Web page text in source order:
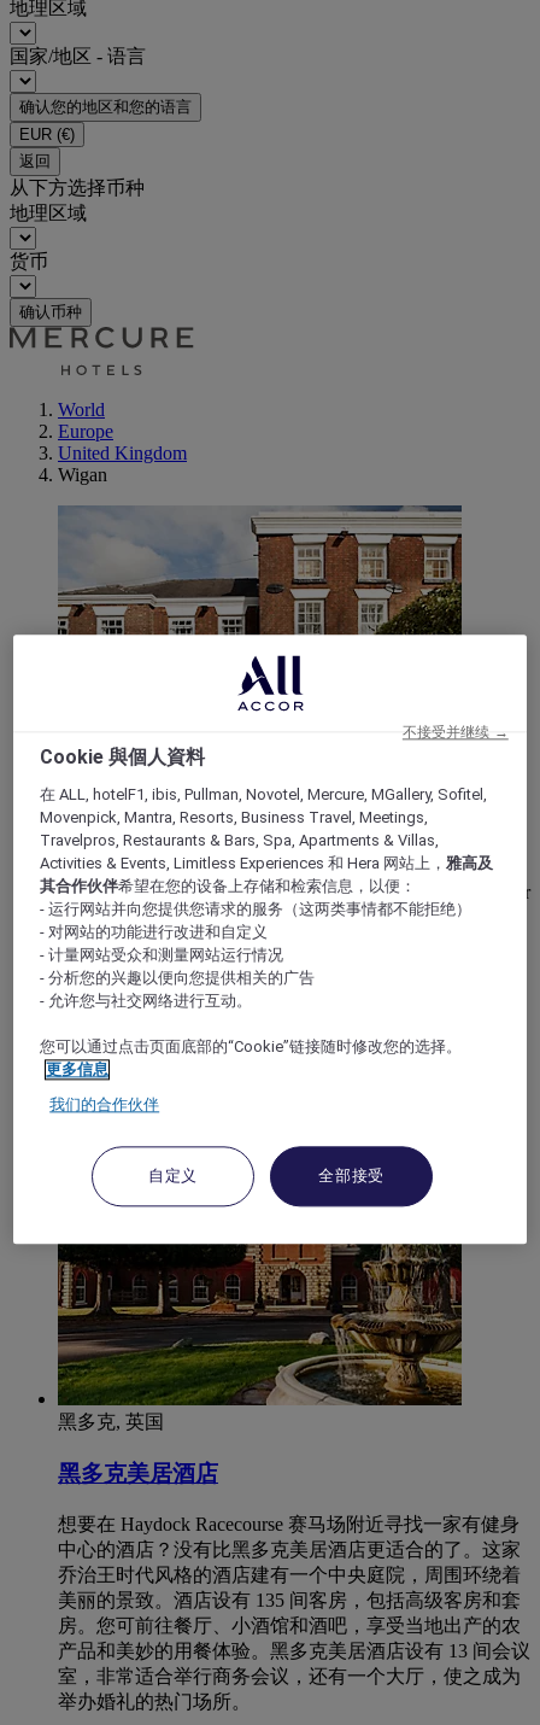
地理区域
国家/地区 - 语言
确认您的地区和您的语言
EUR (€)
返回
从下方选择币种
地理区域
货币
确认币种
World
Europe
United Kingdom
Wigan
博尔顿, 英国
博尔顿乔治亚屋美居酒店
博尔顿乔治亚屋美居酒店是一家位于大曼彻斯特 (Greater
Manchester) 的 3 星级酒店，靠近锐步体育场。这家博尔
顿酒店位于格鲁吉亚庄园中，拥有现代化的舒适设计，
可俯瞰西奔宁沼泽区的景致。91 间时尚的客房和整个酒
店均提供免费高速无线网络。啤酒馆餐厅和全天候营业
部，宾客可在此放松身心。另设十间多功能会议室，可
举办最多容纳 240 人的活动或招待会。
黑多克, 英国
黑多克美居酒店
想要在 Haydock Racecourse 赛马场附近寻找一家有健身
中心的酒店？没有比黑多克美居酒店更适合的了。这家
乔治王时代风格的酒店建有一个中央庭院，周围环绕着
美丽的景致。酒店设有 135 间客房，包括高级客房和套
房。您可前往餐厅、小酒馆和酒吧，享受当地出产的农
产品和美妙的用餐体验。黑多克美居酒店设有 13 间会议
室，非常适合举行商务会议，还有一个大厅，使之成为
举办婚礼的热门场所。
Cookie 與個人資料
在 ALL, hotelF1, ibis, Pullman, Novotel, Mercure, MGallery, Sofitel,
Movenpick, Mantra, Resorts, Business Travel, Meetings,
Travelpros, Restaurants & Bars, Spa, Apartments & Villas,
Activities & Events, Limitless Experiences 和 Hera 网站上，雅高及
其合作伙伴希望在您的设备上存储和检索信息，以便：
- 运行网站并向您提供您请求的服务（这两类事情都不能拒绝）
- 对网站的功能进行改进和自定义
- 计量网站受众和测量网站运行情况
- 分析您的兴趣以便向您提供相关的广告
- 允许您与社交网络进行互动。
您可以通过点击页面底部的“Cookie”链接随时修改您的选择。
更多信息
我们的合作伙伴
自定义 全部接受
不接受并继续 →